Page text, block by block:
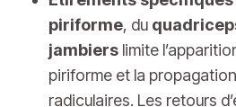
piriforme, du
jambiers limite
piriforme et la
radiculaires. Les retours